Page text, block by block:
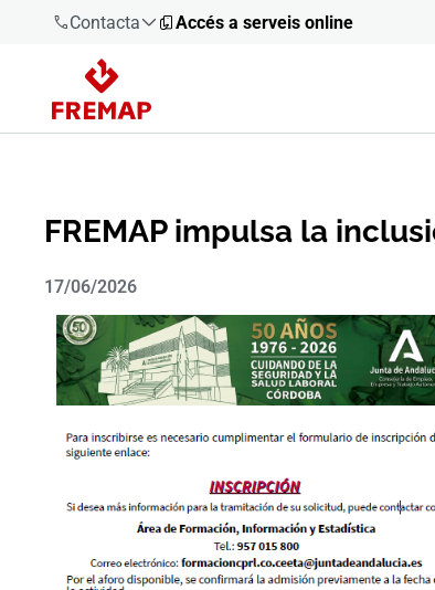
Contacta
900 61 00
61
919 61 61
900 61 00
61
Accés a serveis online
FREMAP impulsa la
17/06/2026